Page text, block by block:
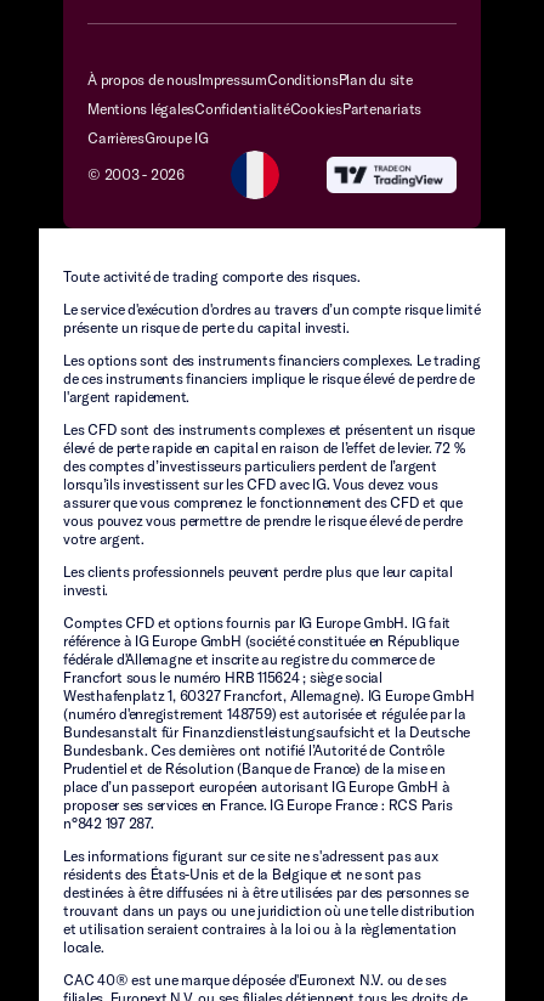
À propos de nousImpressumConditionsPlan du site
Mentions légalesConfidentialitéCookiesPartenariats
CarrièresGroupe IG
© 2003 - 2026
Toute activité de trading comporte des risques.
Le service d'exécution d'ordres au travers d’un compte risque limité
présente un risque de perte du capital investi.
Les options sont des instruments financiers complexes. Le trading
de ces instruments financiers implique le risque élevé de perdre de
l'argent rapidement.
Les CFD sont des instruments complexes et présentent un risque
élevé de perte rapide en capital en raison de l’effet de levier. 72 %
des comptes d’investisseurs particuliers perdent de l’argent
lorsqu’ils investissent sur les CFD avec IG. Vous devez vous
assurer que vous comprenez le fonctionnement des CFD et que
vous pouvez vous permettre de prendre le risque élevé de perdre
votre argent.
Les clients professionnels peuvent perdre plus que leur capital
investi.
Comptes CFD et options fournis par IG Europe GmbH. IG fait
référence à IG Europe GmbH (société constituée en République
fédérale d'Allemagne et inscrite au registre du commerce de
Francfort sous le numéro HRB 115624 ; siège social
Westhafenplatz 1, 60327 Francfort, Allemagne). IG Europe GmbH
(numéro d'enregistrement 148759) est autorisée et régulée par la
Bundesanstalt für Finanzdienstleistungsaufsicht et la Deutsche
Bundesbank. Ces dernières ont notifié l’Autorité de Contrôle
Prudentiel et de Résolution (Banque de France) de la mise en
place d’un passeport européen autorisant IG Europe GmbH à
proposer ses services en France. IG Europe France : RCS Paris
n°842 197 287.
Les informations figurant sur ce site ne s'adressent pas aux
résidents des États-Unis et de la Belgique et ne sont pas
destinées à être diffusées ni à être utilisées par des personnes se
trouvant dans un pays ou une juridiction où une telle distribution
et utilisation seraient contraires à la loi ou à la règlementation
locale.
CAC 40® est une marque déposée d'Euronext N.V. ou de ses
filiales. Euronext N.V. ou ses filiales détiennent tous les droits de